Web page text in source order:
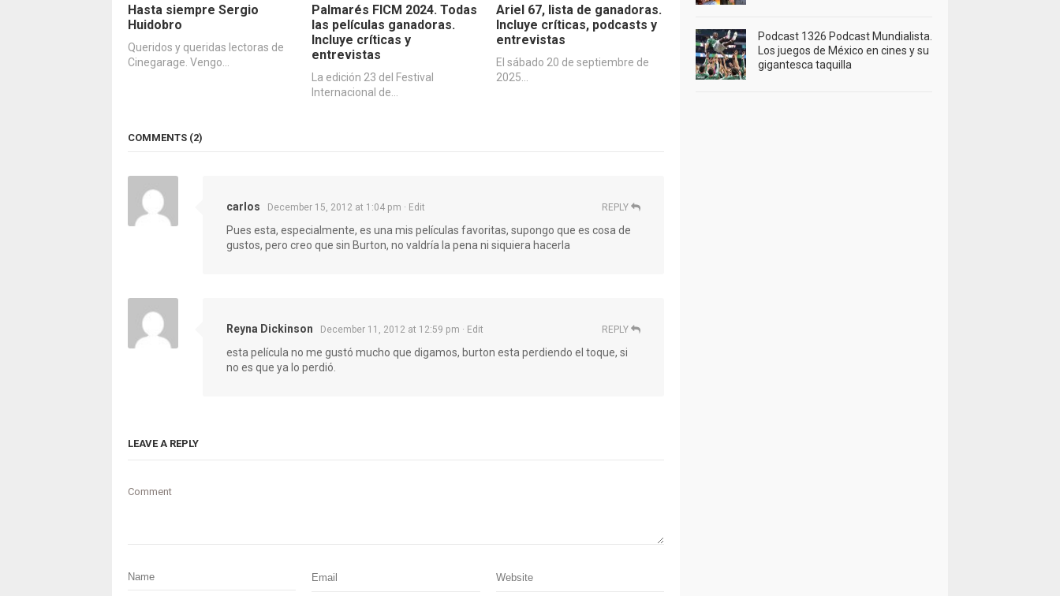
Hasta siempre Sergio
Huidobro
Queridos y queridas lectoras de
Cinegarage. Vengo…
Palmarés FICM 2024. Todas
las películas ganadoras.
Incluye críticas y
entrevistas
La edición 23 del Festival
Internacional de…
Ariel 67, lista de ganadoras.
Incluye críticas, podcasts y
entrevistas
El sábado 20 de septiembre de
2025…
COMMENTS (2)
carlos December 15, 2012 at 1:04 pm · Edit
Pues esta, especialmente, es una mis películas favoritas, supongo que es cosa de
gustos, pero creo que sin Burton, no valdría la pena ni siquiera hacerla
REPLY
Reyna Dickinson December 11, 2012 at 12:59 pm · Edit
esta película no me gustó mucho que digamos, burton esta perdiendo el toque, si
no es que ya lo perdió.
REPLY
LEAVE A REPLY
Comment
Podcast 1326 Podcast Mundialista.
Los juegos de México en cines y su
gigantesca taquilla